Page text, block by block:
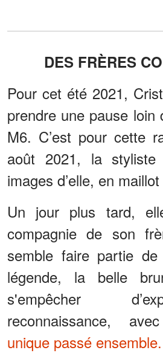
DES FRÈRES
Pour cet été 2021,
prendre une pause loin
M6. C’est pour cette
août 2021, la styliste
images d’elle, en
Un jour plus tard,
compagnie de son
semble faire partie de
légende, la belle
s'empêcher
reconnaissance,
unique passé ensemble.